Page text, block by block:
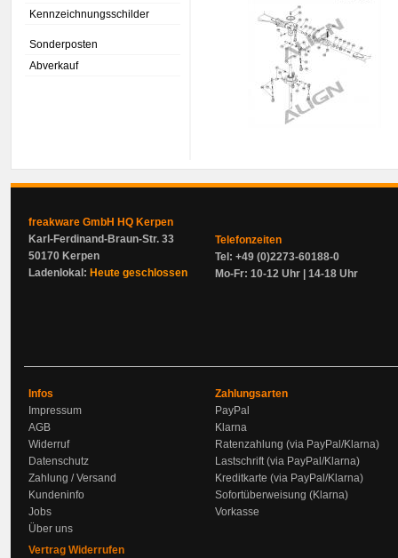
Kennzeichnungsschilder
Sonderposten
Abverkauf
freakware GmbH HQ Kerpen
Karl-Ferdinand-Braun-Str. 33
50170 Kerpen
Ladenlokal: Heute geschlossen
Telefonzeiten
Tel: +49 (0)2273-60188-0
Mo-Fr: 10-12 Uhr | 14-18 Uhr
Infos
Impressum
AGB
Widerruf
Datenschutz
Zahlung / Versand
Kundeninfo
Jobs
Über uns
Vertrag Widerrufen
Zahlungsarten
PayPal
Klarna
Ratenzahlung (via PayPal/Klarna)
Lastschrift (via PayPal/Klarna)
Kreditkarte (via PayPal/Klarna)
Sofortüberweisung (Klarna)
Vorkasse